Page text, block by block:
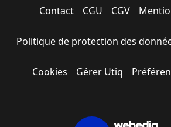
Contact CGU CGV
Politique de protection des
Cookies Gérer Utiq